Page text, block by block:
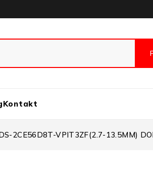
Kontakt
2CE56D8T-VPIT3ZF(2.7-13.5MM)